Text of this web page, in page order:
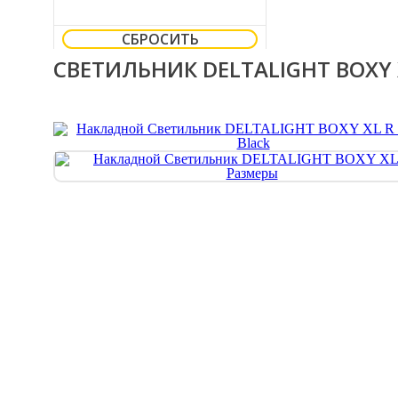
СБРОСИТЬ
СВЕТИЛЬНИК DELTALIGHT BOXY